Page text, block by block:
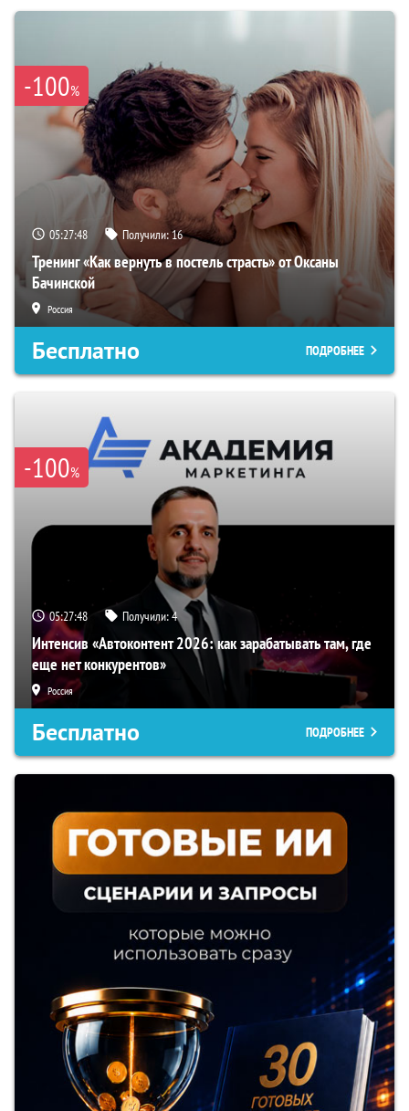
-100%
05:27:47 Получили:16
Тренинг «Как вернуть в постель страсть» от Оксаны
Бачинской
Россия
Бесплатно ПОДРОБНЕЕ
-100%
05:27:47 Получили:4
Интенсив «Автоконтент 2026: как зарабатывать там, где
еще нет конкурентов»
Россия
Бесплатно ПОДРОБНЕЕ